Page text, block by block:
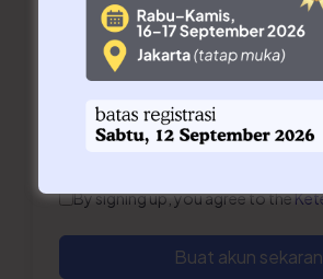
By signing up, you agree to the
Buat akun